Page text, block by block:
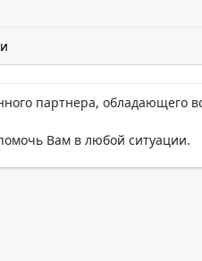
партнера, обладающего
Вам в любой ситуации.